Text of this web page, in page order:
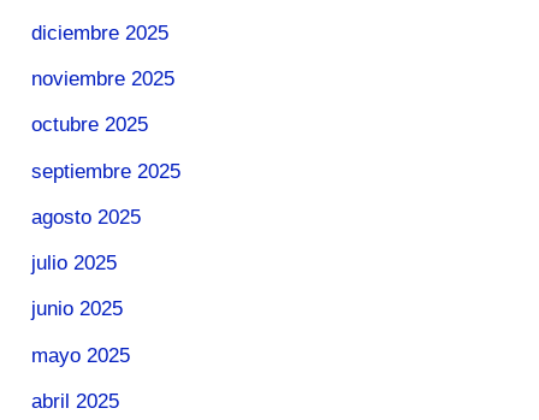
diciembre 2025
noviembre 2025
octubre 2025
septiembre 2025
agosto 2025
julio 2025
junio 2025
mayo 2025
abril 2025